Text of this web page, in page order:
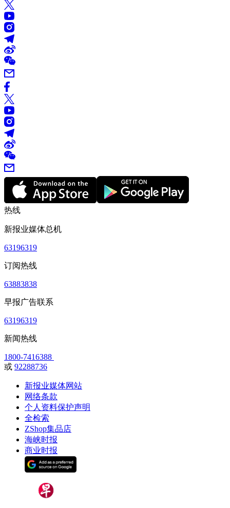
热线
新报业媒体总机
63196319
订阅热线
63883838
早报广告联系
63196319
新闻热线
1800-7416388
或 92288736
新报业媒体网站
网络条款
个人资料保护声明
全检索
ZShop集品店
海峡时报
商业时报